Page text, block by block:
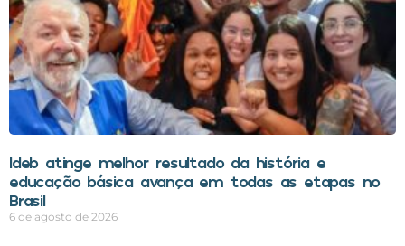
Ideb atinge melhor resultado da história e
educação básica avança em todas as etapas no
Brasil
6 de agosto de 2026